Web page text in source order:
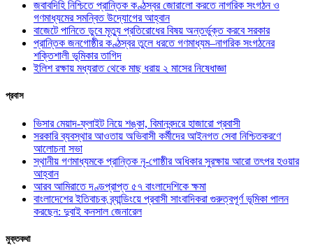
জবাবদিহি নিশ্চিতে প্রান্তিক কণ্ঠস্বর জোরালো করতে নাগরিক সংগঠন ও
গণমাধ্যমের সমন্বিত উদ্যোগের আহ্বান
বাজেটে পানিতে ডুবে মৃত্যু প্রতিরোধের বিষয় অন্তর্ভুক্ত করবে সরকার
প্রান্তিক জনগোষ্ঠীর কণ্ঠস্বর তুলে ধরতে গণমাধ্যম–নাগরিক সংগঠনের
শক্তিশালী ভূমিকার তাগিদ
ইলিশ রক্ষায় মধ্যরাত থেকে মাছ ধরায় ২ মাসের নিষেধাজ্ঞা
প্রবাস
ভিসার মেয়াদ-ফ্লাইট নিয়ে শঙ্কা, বিমানবন্দরে হাজারো প্রবাসী
সরকারি ব্যবস্থার আওতায় অভিবাসী কর্মীদের আইনগত সেবা নিশ্চিতকরণে
আলোচনা সভা
স্থানীয় গণমাধ্যমকে প্রান্তিক নৃ-গোষ্ঠীর অধিকার সুরক্ষায় আরো তৎপর হওয়ার
আহ্বান
আরব আমিরাতে দণ্ডপ্রাপ্ত ৫৭ বাংলাদেশিকে ক্ষমা
বাংলাদেশের ইতিবাচক ব্র্যান্ডিংয়ে প্রবাসী সাংবাদিকরা গুরুত্বপূর্ণ ভূমিকা পালন
করছেন: দুবাই কনসাল জেনারেল
মুক্তকথা